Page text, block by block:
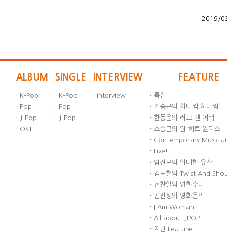
2019/
ALBUM
· K-Pop
· Pop
· J-Pop
· OST
SINGLE
· K-Pop
· Pop
· J-Pop
INTERVIEW
· Interview
FEATURE
· 특집
· 소승근의 하나씩 하나씩
· 한동윤의 러브 앤 어택
· 소승근의 원 히트 원더스
· Contemporary
· Live!
· 임진모의 위대한 유산
· 김도헌의 Twist And
· 전찬일의 영화수다
· 김진성의 영화음악
· I Am Woman
· All about JPOP
· 지난 Feature